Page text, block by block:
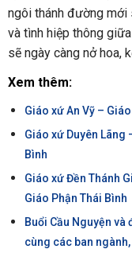
ngôi thánh đường mới
và tình hiệp thông
sẽ ngày càng nở hoa,
Xem thêm:
Giáo xứ An Vỹ –
Giáo xứ Duyên Lãng
Bình
Giáo xứ Đền Thánh
Giáo Phận Thái Bình
Buổi Cầu Nguyện và
cùng các ban